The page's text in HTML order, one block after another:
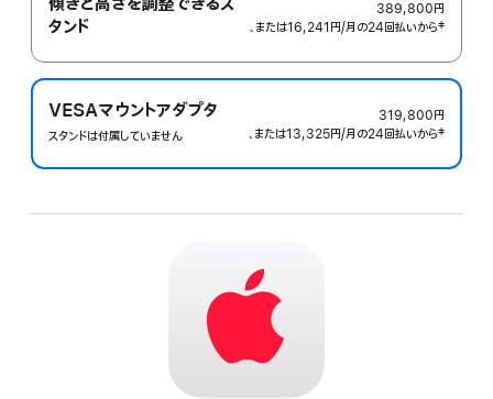
傾きと高さを調整できるス
タンド
389,800円
、または16,241円/月 月
の24回払いから 脚注
‡
VESAマウントアダプタ
スタンドは付属していません
319,800円
、または13,325円/月 月
の24回払いから 脚注
‡